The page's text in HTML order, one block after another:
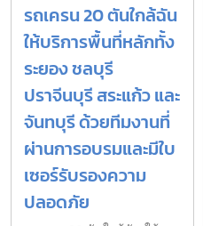
รถเครน 20 ตันใกล้ฉัน
ให้บริการพื้นที่หลักทั้ง
ระยอง ชลบุรี
ปราจีนบุรี สระแก้ว และ
จันทบุรี ด้วยทีมงานที่
ผ่านการอบรมและมีใบ
เซอร์รับรองความ
ปลอดภัย